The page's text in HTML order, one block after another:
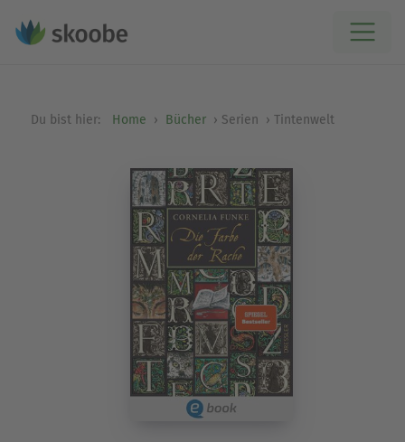
Du bist hier: Home Bücher Serien Tintenwelt